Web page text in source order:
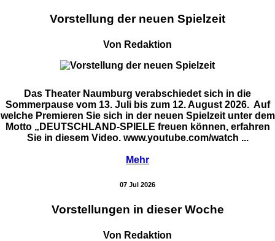
Vorstellung der neuen Spielzeit
Von Redaktion
Das Theater Naumburg verabschiedet sich in die
Sommerpause vom 13. Juli bis zum 12. August 2026. Auf
welche Premieren Sie sich in der neuen Spielzeit unter dem
Motto „DEUTSCHLAND-SPIELE freuen können, erfahren
Sie in diesem Video. www.youtube.com/watch ...
Mehr
07 Jul 2026
Vorstellungen in dieser Woche
Von Redaktion